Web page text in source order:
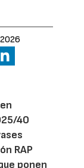
40
RAP
ponen